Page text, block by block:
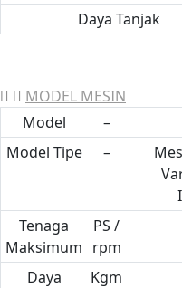
Daya Tanjak
MODEL MESIN
Model
–
Model Tipe
–
Tenaga
Maksimum
PS /
rpm
Daya
Kgm